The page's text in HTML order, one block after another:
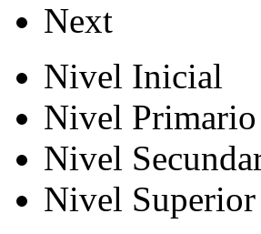
Next
Nivel Inicial
Nivel Primario
Nivel
Nivel Superior